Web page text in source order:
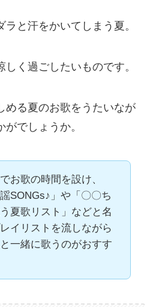
と汗をかいてしまう夏。
く過ごしたいものです。
める夏のお歌をうたいなが
でしょうか。
お歌の時間を設け、
謡SONGs♪」や「〇〇ち
夏歌リスト」などと名
イリストを流しながら
一緒に歌うのがおすす